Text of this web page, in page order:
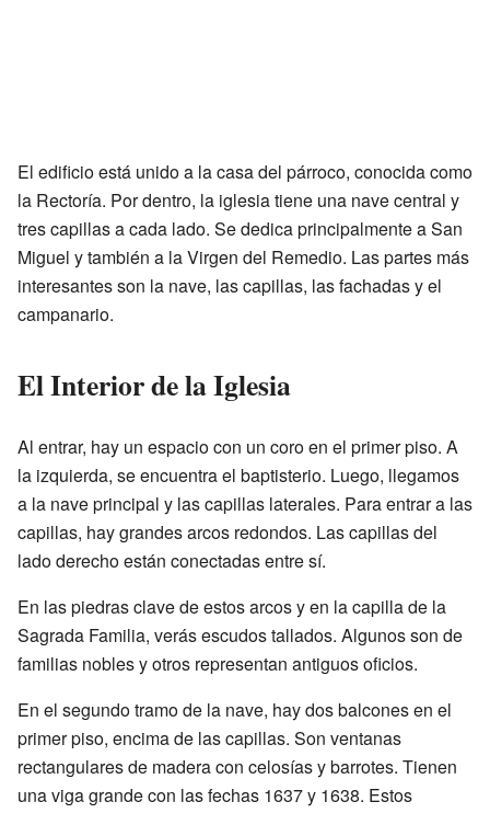
El edificio está unido a la casa del párroco, conocida como
la Rectoría. Por dentro, la iglesia tiene una nave central y
tres capillas a cada lado. Se dedica principalmente a San
Miguel y también a la Virgen del Remedio. Las partes más
interesantes son la nave, las capillas, las fachadas y el
campanario.
El Interior de la Iglesia
Al entrar, hay un espacio con un coro en el primer piso. A
la izquierda, se encuentra el baptisterio. Luego, llegamos
a la nave principal y las capillas laterales. Para entrar a las
capillas, hay grandes arcos redondos. Las capillas del
lado derecho están conectadas entre sí.
En las piedras clave de estos arcos y en la capilla de la
Sagrada Familia, verás escudos tallados. Algunos son de
familias nobles y otros representan antiguos oficios.
En el segundo tramo de la nave, hay dos balcones en el
primer piso, encima de las capillas. Son ventanas
rectangulares de madera con celosías y barrotes. Tienen
una viga grande con las fechas 1637 y 1638. Estos